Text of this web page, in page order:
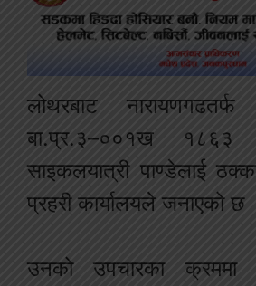
लोथरबाट
बा.प्र.३–००१ख
साइकलयात्री पाण्डेलाई
प्रहरी कार्यालयले जनाएको छ
उनको उपचारका क्रममा